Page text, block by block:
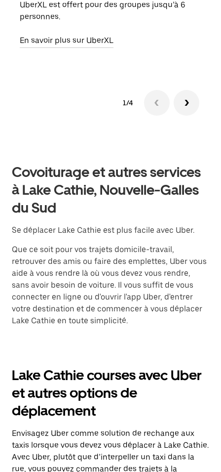
UberXL est offert pour des groupes jusqu’à 6
personnes.
En savoir plus sur UberXL
1/4
Covoiturage et autres services
à Lake Cathie, Nouvelle-Galles
du Sud
Se déplacer Lake Cathie est plus facile avec Uber.
Que ce soit pour vos trajets domicile-travail,
retrouver des amis ou faire des emplettes, Uber vous
aide à vous rendre là où vous devez vous rendre,
sans avoir besoin de voiture. Il vous suffit de vous
connecter en ligne ou d'ouvrir l'app Uber, d'entrer
votre destination et de commencer à vous déplacer
Lake Cathie en toute simplicité.
Lake Cathie courses avec Uber
et autres options de
déplacement
Envisagez Uber comme solution de rechange aux
taxis lorsque vous devez vous déplacer à Lake Cathie.
Avec Uber, plutôt que d’interpeller un taxi dans la
rue, vous pouvez commander des trajets à la